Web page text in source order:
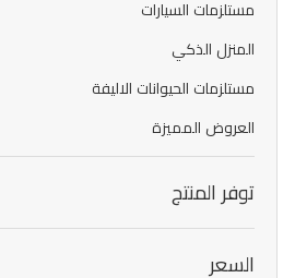
مستلزمات السيارات
المنزل الذكي
مستلزمات الحيوانات الاليفة
العروض المميزة
توفر المنتج
السعر